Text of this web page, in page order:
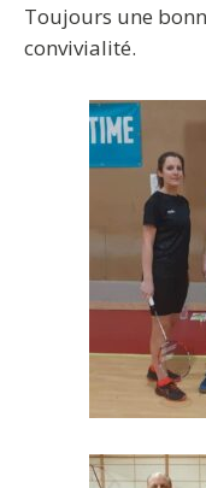
Toujours une
convivialité.